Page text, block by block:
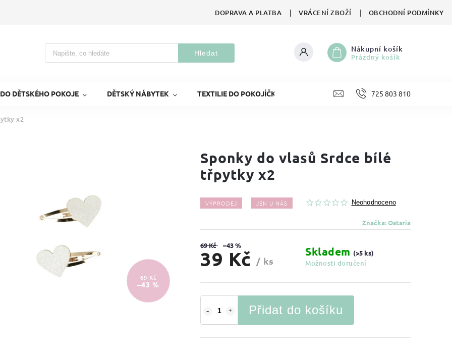
DOPRAVA A PLATBA VRÁCENÍ ZBOŽÍ OBCHODNÍ PODMÍNKY
Hledat Nákupní košík
Prázdný košík
DĚTSKÉHO POKOJE DĚTSKÝ NÁBYTEK TEXTILIE DO POKOJÍČKU LIFESTYLE HRAČKY
725 803 810
x2
69 Kč
–43 %
Sponky do vlasů Srdce bílé
třpytky x2
VÝPRODEJ JEN U NÁS Neohodnoceno
Značka:Ostaria
69 Kč –43 %
39 Kč / ks
Skladem (>5 ks)
Možnosti doručení
Přidat do košíku